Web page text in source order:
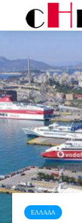
ΕΛΛΑΔΑ